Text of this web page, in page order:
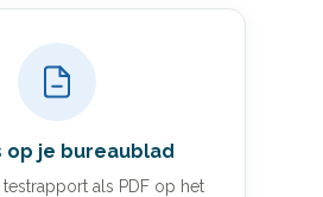
op je bureaublad
als PDF op het